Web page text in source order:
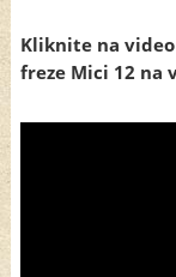
Kliknite na
freze Mici 12 na